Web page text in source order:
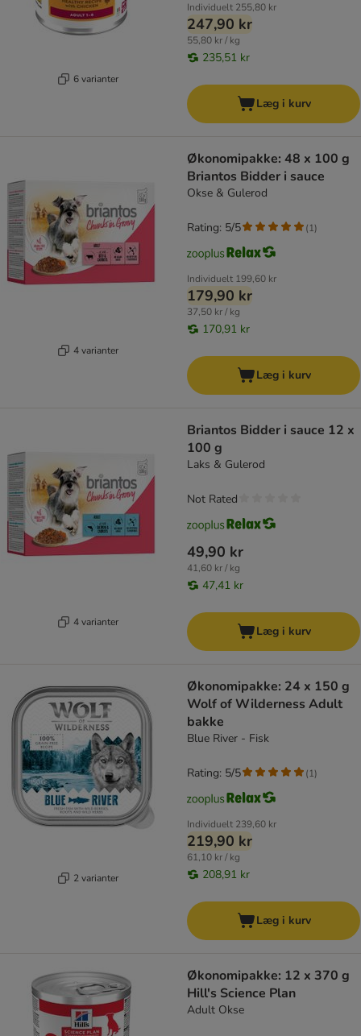
6 varianter
Individuelt 255,80 kr
247,90 kr
55,80 kr / kg
235,51 kr
Læg i kurv
4 varianter
Økonomipakke: 48 x 100 g
Briantos Bidder i sauce
Okse & Gulerod
Individuelt 199,60 kr
179,90 kr
37,50 kr / kg
170,91 kr
Rating: 5/5 (1)
Læg i kurv
4 varianter
Briantos Bidder i sauce 12 x
100 g
Laks & Gulerod
49,90 kr
41,60 kr / kg
47,41 kr
Not Rated
Læg i kurv
2 varianter
Økonomipakke: 24 x 150 g
Wolf of Wilderness Adult
bakke
Blue River - Fisk
Individuelt 239,60 kr
219,90 kr
61,10 kr / kg
208,91 kr
Rating: 5/5 (1)
Læg i kurv
Økonomipakke: 12 x 370 g
Hill's Science Plan
Adult Okse